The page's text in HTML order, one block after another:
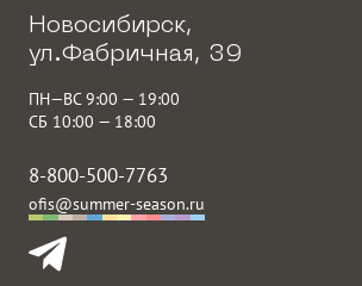
Подлокотник
Разрешённая нагрузка
до
Подушка
Новосибирск,
ул.Фабричная, 39
ПН—ВС 9:00 — 19:00
СБ 10:00 — 18:00
8-800-500-7763
ofis@summer-season.ru